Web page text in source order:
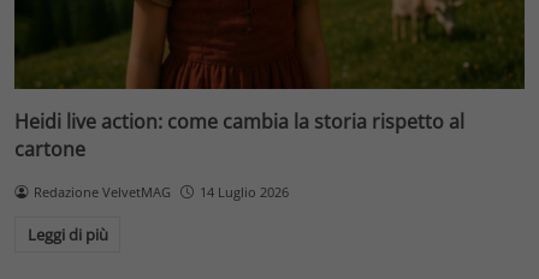
Heidi live action: come cambia la storia rispetto al
cartone
Redazione VelvetMAG 14 Luglio 2026
Leggi di più